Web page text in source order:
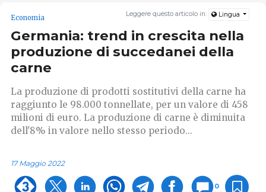
Leggere questo articolo in: Lingua
Economia
Germania: trend in crescita nella
produzione di succedanei della
carne
La produzione di prodotti sostitutivi della carne ha
raggiunto le 98.000 tonnellate, per un valore di 458
milioni di euro. La produzione di carne è diminuita
dell'8% in valore nello stesso periodo...
17 Maggio 2022
0